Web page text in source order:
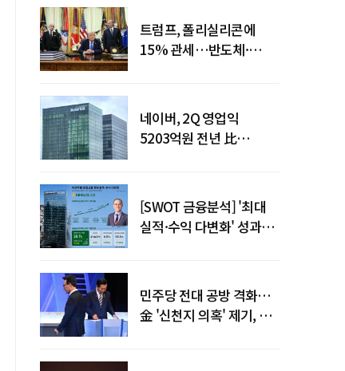
트럼프, 폴리실리콘에
15% 관세…반도체·
네이버, 2Q 영업익
5203억원 전년 比
[SWOT 금융분석] '최대
실적·수익 다변화' 성과…
민주당 전대 공방 격화…
金 '신천지 의혹' 제기, 鄭